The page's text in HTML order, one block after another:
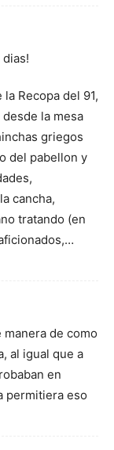
Recopa del 91,
la mesa
griegos
del pabellon y
cancha,
tratando (en
de como
al igual que a
en
permitiera eso